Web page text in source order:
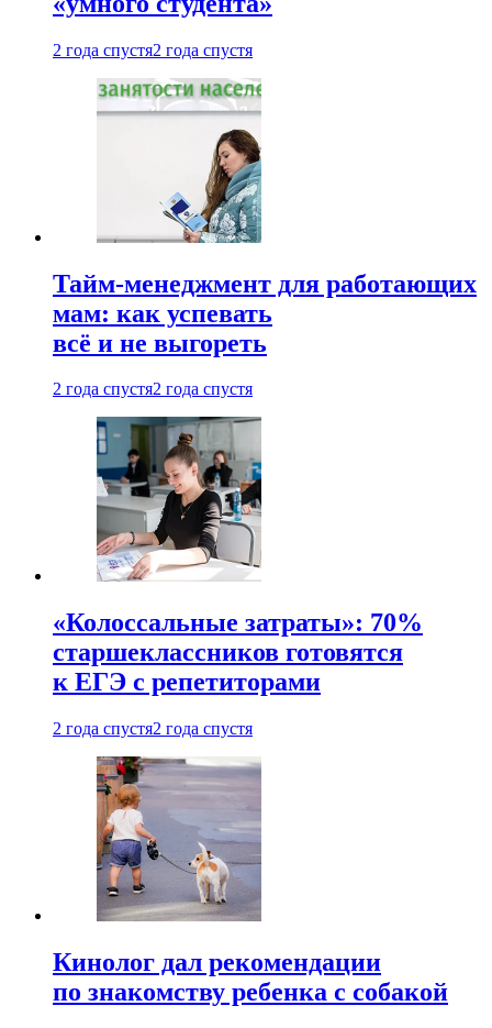
2 года спустя2 года спустя
Тайм-менеджмент для работающих
мам: как успевать
всё и не выгореть
2 года спустя2 года спустя
«Колоссальные затраты»: 70%
старшеклассников готовятся
к ЕГЭ с репетиторами
2 года спустя2 года спустя
Кинолог дал рекомендации
по знакомству ребенка с собакой